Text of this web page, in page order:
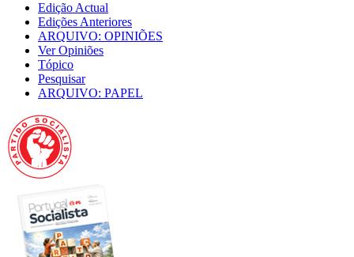
Edição Actual
Edições Anteriores
ARQUIVO: OPINIÕES
Ver Opiniões
Tópico
Pesquisar
ARQUIVO: PAPEL